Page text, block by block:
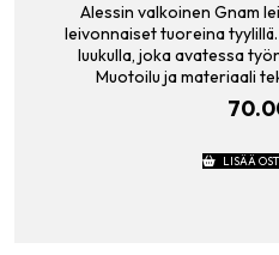
Alessin valkoinen Gnam
leivonnaiset tuoreina
luukulla, joka avatessa
Muotoilu ja materiaali
LISÄÄ